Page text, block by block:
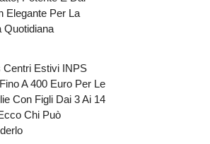
Elegante Per La
Quotidiana
Centri Estivi INPS
A 400 Euro Per Le
Con Figli Dai 3 Ai 14
Chi Può